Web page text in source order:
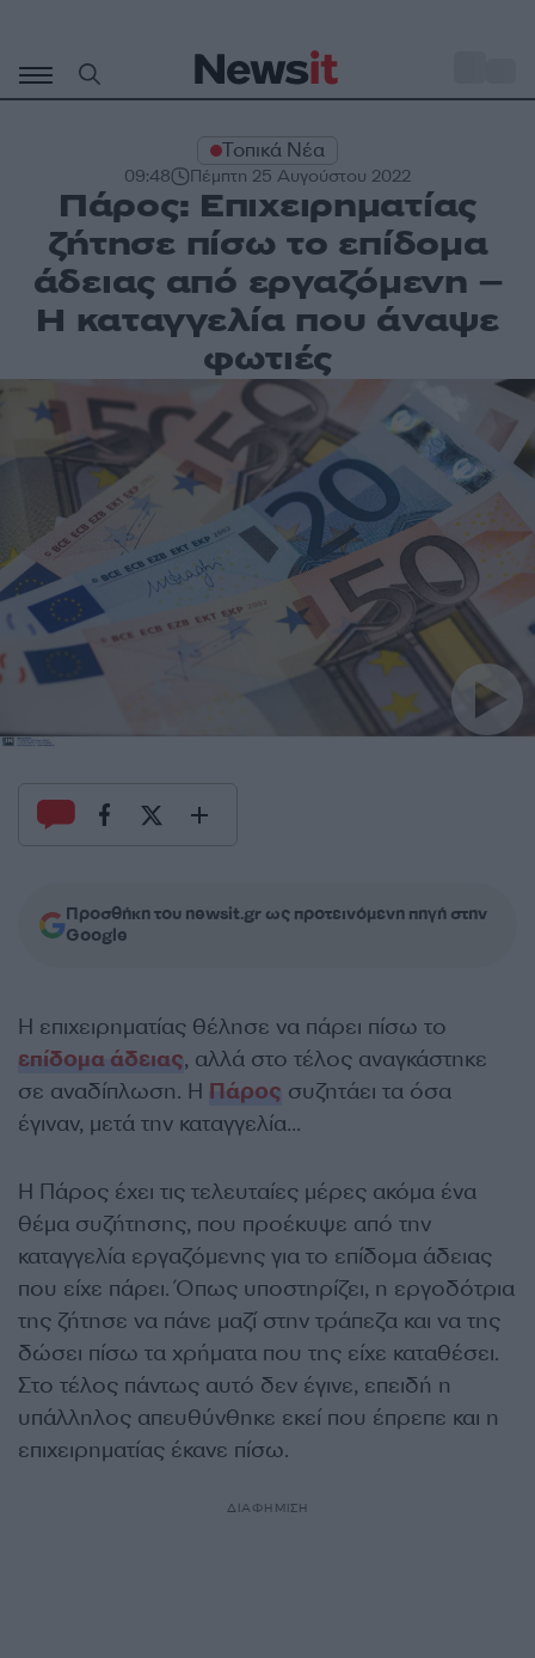
περιεχόμενο
Τοπικά Νέα
09:48 Πέμπτη 25 Αυγούστου 2022
Πάρος: Επιχειρηματίας
ζήτησε πίσω το επίδομα
άδειας από εργαζόμενη –
Η καταγγελία που άναψε
φωτιές
Προσθήκη του newsit.gr ως προτεινόμενη πηγή στην
Google
Η επιχειρηματίας θέλησε να πάρει πίσω το
επίδομα άδειας, αλλά στο τέλος αναγκάστηκε
σε αναδίπλωση. Η Πάρος συζητάει τα όσα
έγιναν, μετά την καταγγελία…
Η Πάρος έχει τις τελευταίες μέρες ακόμα ένα
θέμα συζήτησης, που προέκυψε από την
καταγγελία εργαζόμενης για το επίδομα άδειας
που είχε πάρει. Όπως υποστηρίζει, η εργοδότρια
της ζήτησε να πάνε μαζί στην τράπεζα και να της
δώσει πίσω τα χρήματα που της είχε καταθέσει.
Στο τέλος πάντως αυτό δεν έγινε, επειδή η
υπάλληλος απευθύνθηκε εκεί που έπρεπε και η
επιχειρηματίας έκανε πίσω.
ΔΙΑΦΗΜΙΣΗ